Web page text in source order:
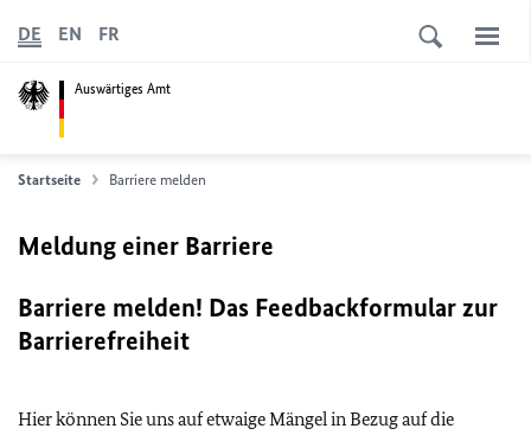
Auswärtiges Amt
DE EN FR
Startseite Barriere melden
Meldung einer Barriere
Barriere melden! Das Feedbackformular zur
Barrierefreiheit
Hier können Sie uns auf etwaige Mängel in Bezug auf die